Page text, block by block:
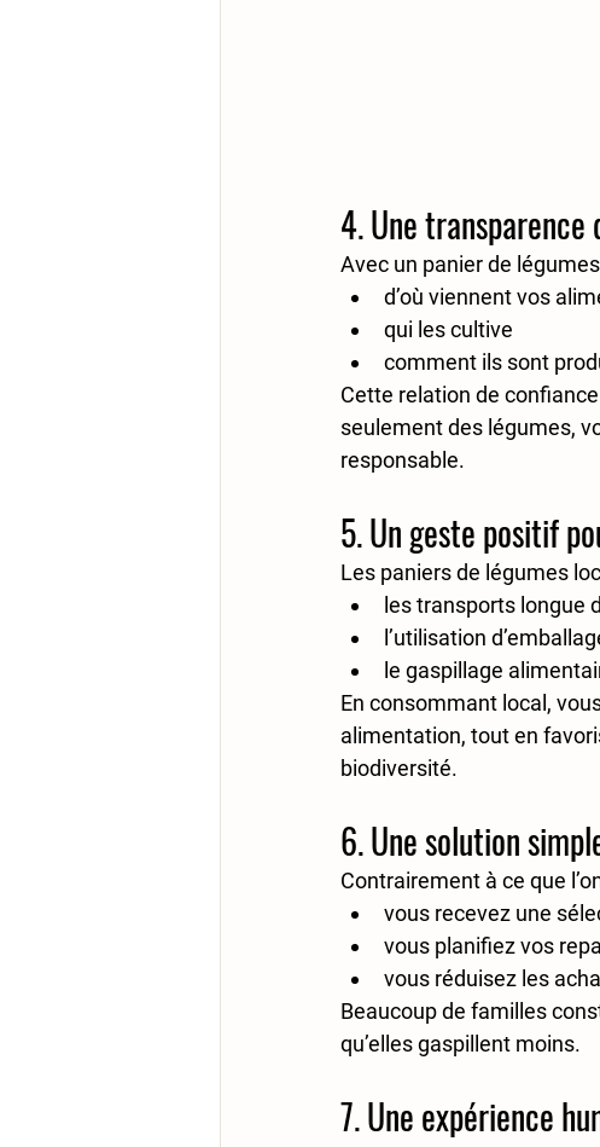
4. Une
Avec un panier de
d’où viennent vos
qui les cultive
comment ils sont
Cette relation de
seulement des légumes,
responsable.
5. Un geste positif
Les paniers de légumes
les transports longue
l’utilisation
le gaspillage
En consommant local,
alimentation, tout en
biodiversité.
6. Une solution
Contrairement à ce que
vous recevez une
vous planifiez vos
vous réduisez les
Beaucoup de familles
qu’elles gaspillent moins.
7. Une expérience